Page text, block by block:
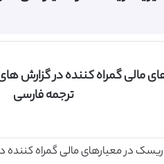
مالی گمراه کننده در گزارش
ترجمه فارسی
در معیارهای مالی گمراه کننده